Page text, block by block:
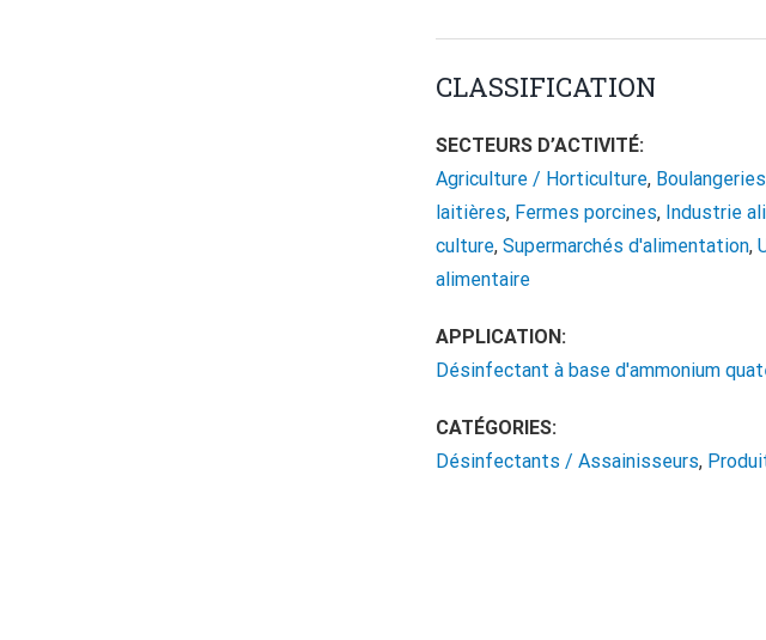
CLASSIFICATION
SECTEURS D’ACTIVITÉ:
Agriculture / Horticulture,
laitières, Fermes porcines, Industrie
culture, Supermarchés d'alimentation,
alimentaire
APPLICATION:
Désinfectant à base d'ammonium
CATÉGORIES:
Désinfectants / Assainisseurs,